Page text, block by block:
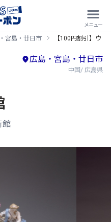
宮島・廿日市 【100円割引】ウッ
広島・宮島・廿日市
中国/ 広島県
館